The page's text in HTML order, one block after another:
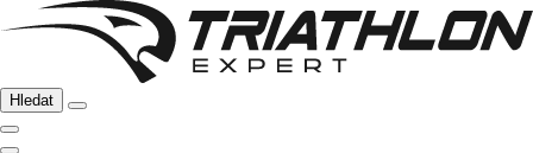
Hledat